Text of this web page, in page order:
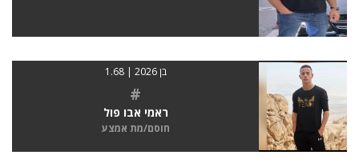
בן 2026 | 1.68
#
ראמי אבו פול
חוסם/מת אמצע